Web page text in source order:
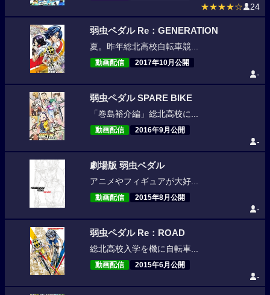
★★★★☆ 24
弱虫ペダル Re：GENERATION
夏。昨年総北高校自転車競...
動画配信 2017年10月公開
-
弱虫ペダル SPARE BIKE
「巻島裕介編」総北高校に...
動画配信 2016年9月公開
-
劇場版 弱虫ペダル
アニメやフィギュアが大好...
動画配信 2015年8月公開
-
弱虫ペダル Re：ROAD
総北高校入学を機に自転車...
動画配信 2015年6月公開
-